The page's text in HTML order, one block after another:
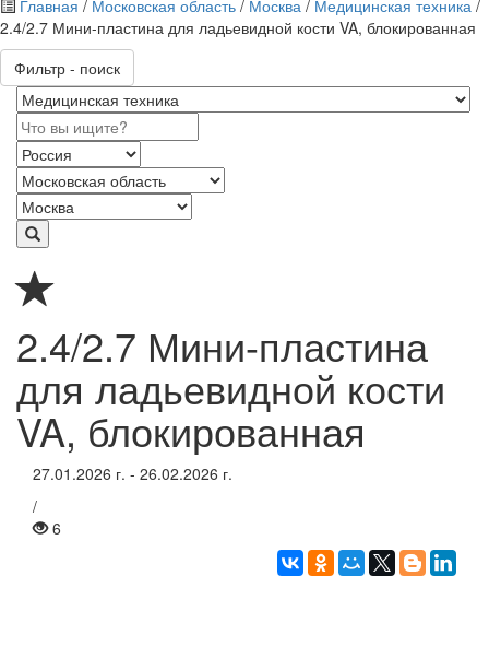
Главная / Московская область / Москва / Медицинская техника /
2.4/2.7 Мини-пластина для ладьевидной кости VA, блокированная
Фильтр - поиск
2.4/2.7 Мини-пластина
для ладьевидной кости
VA, блокированная
27.01.2026 г. - 26.02.2026 г.
/
6